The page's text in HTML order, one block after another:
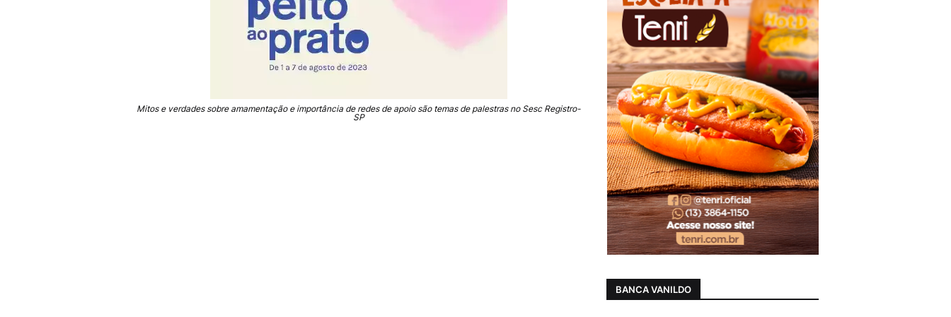
Mitos e verdades sobre amamentação e importância de redes de apoio são temas de palestras no Sesc Registro-
SP
BANCA VANILDO